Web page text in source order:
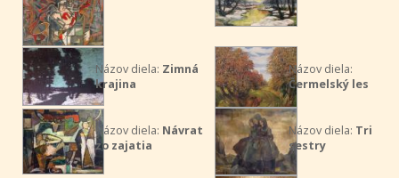
Názov diela: Zimná
krajina
Názov diela:
Čermelský les
Názov diela: Návrat
zo zajatia
Názov diela: Tri
sestry